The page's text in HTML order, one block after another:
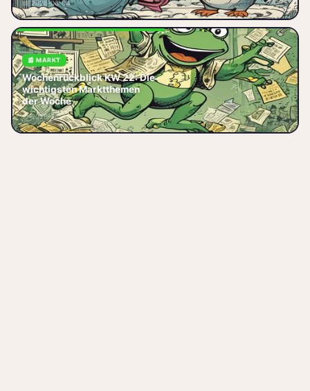
📅 2026-06-04
sich: Der DAX ist mal wieder
📰 MARKT
Wochenrückblick KW 22: Die
wichtigsten Marktthemen
der Woche
📅 2026-06-06
Wochenrückblick KW 22: Die
wichtigsten Marktthemen der
Woche — DAX, Zinsen und
Konjunktur im Überblick.